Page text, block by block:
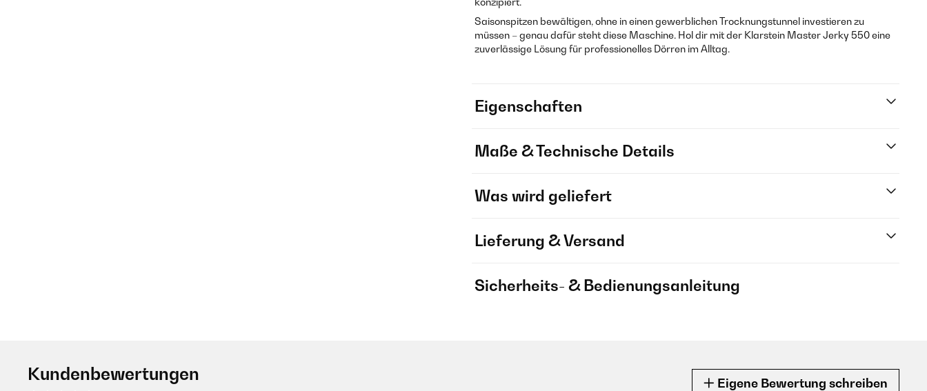
Saisonspitzen bewältigen, ohne in einen gewerblichen Trocknungstunnel investieren zu
müssen – genau dafür steht diese Maschine. Hol dir mit der Klarstein Master Jerky 550 eine
zuverlässige Lösung für professionelles Dörren im Alltag.
Eigenschaften
Maße & Technische Details
Was wird geliefert
Lieferung & Versand
Sicherheits- & Bedienungsanleitung
Kundenbewertungen Eigene Bewertung schreiben